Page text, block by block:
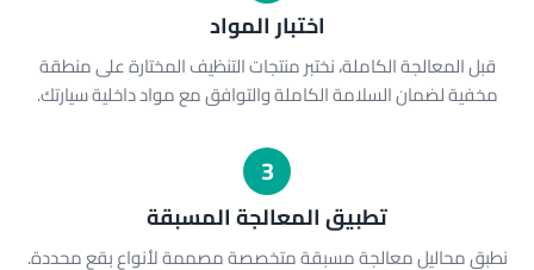
اختبار المواد
قبل المعالجة الكاملة، نختبر منتجات التنظيف المختارة على منطقة
مخفية لضمان السلامة الكاملة والتوافق مع مواد داخلية سيارتك.
3
تطبيق المعالجة المسبقة
نطبق محاليل معالجة مسبقة متخصصة مصممة لأنواع بقع محددة.